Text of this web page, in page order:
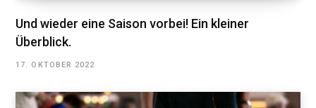
Und wieder eine Saison vorbei! Ein kleiner
Überblick.
17. OKTOBER 2022